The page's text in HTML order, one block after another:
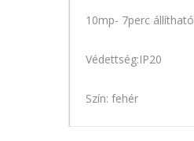
10mp- 7perc állítható
Védettség:IP20
Szín: fehér